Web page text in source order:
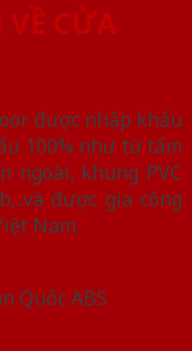
CỬA
được nhập khẩu
100% như từ tấm
ngoài, khung PVC
được gia công
Nam.
Quốc ABS